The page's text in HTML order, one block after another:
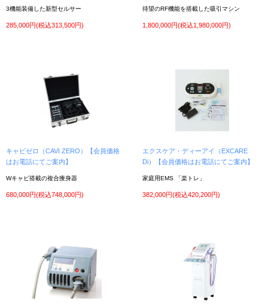
2022年8月10日～2022年8月15日まで休業させていただきます。
2022年7月1日
中古美容機器 入荷しました！
①スーパーセルム（痩身機器）/ 日本製の吸引マシンが入荷しました。モーター音も静
かな人気商品。
商品の詳細はお気軽にお問い合わせ下さい。ご利用お待ちしております！
ました！
②キャビフル（痩身機器）/ 人気のキャビフルが入荷しました！早い者勝ちですお早め
にご検討ください。
2022年3月23日
中古美容機器 入荷しました！
①LPG社インテグラル2S / 人気のトリートメントマシン「エンダモロジー」が入荷し
ました。希少モデルなのでお早めにどうぞ
商品の詳細はお気軽にお問い合わせ下さい。ご利用お待ちしております！
3機能装備した新型セルサー
285,000円(税込313,500円)
待望のRF機能を搭載した吸引マシン
1,800,000円(税込1,980,000円)
キャビゼロ（CAVI ZERO）【会員価格
はお電話にてご案内】
Wキャビ搭載の複合痩身器
680,000円(税込748,000円)
エクスケア・ディーアイ（EXCARE
Di）【会員価格はお電話にてご案内】
家庭用EMS 「楽トレ」
382,000円(税込420,200円)